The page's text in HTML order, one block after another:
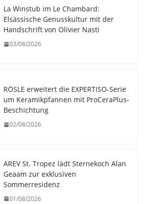
La Winstub im Le Chambard:
Elsässische Genusskultur mit der
Handschrift von Olivier Nasti
03/08/2026
RÖSLE erweitert die EXPERTISO-Serie
um Keramikpfannen mit ProCeraPlus-
Beschichtung
02/08/2026
AREV St. Tropez lädt Sternekoch Alan
Geaam zur exklusiven
Sommerresidenz
01/08/2026